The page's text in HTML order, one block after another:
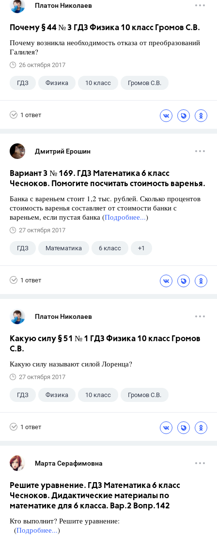
Платон Николаев
Почему § 44 № 3 ГДЗ Физика 10 класс Громов С.В.
Почему возникла необходимость отказа от преобразований
Галилея?
26 октября 2017
ГДЗ Физика 10 класс Громов С.В.
1 ответ
Дмитрий Ерошин
Вариант 3 № 169. ГДЗ Математика 6 класс
Чесноков. Помогите посчитать стоимость варенья.
Банка с вареньем стоит 1,2 тыс. рублей. Сколько процентов
стоимость варенья составляет от стоимости банки с
вареньем, если пустая банка (Подробнее...)
27 октября 2017
ГДЗ Математика 6 класс +1
1 ответ
Платон Николаев
Какую силу § 51 № 1 ГДЗ Физика 10 класс Громов
С.В.
Какую силу называют силой Лоренца?
27 октября 2017
ГДЗ Физика 10 класс Громов С.В.
1 ответ
Марта Серафимовна
Решите уравнение. ГДЗ Математика 6 класс
Чесноков. Дидактические материалы по
математике для 6 класса. Вар.2 Вопр.142
Кто выполнит? Решите уравнение:
(Подробнее...)